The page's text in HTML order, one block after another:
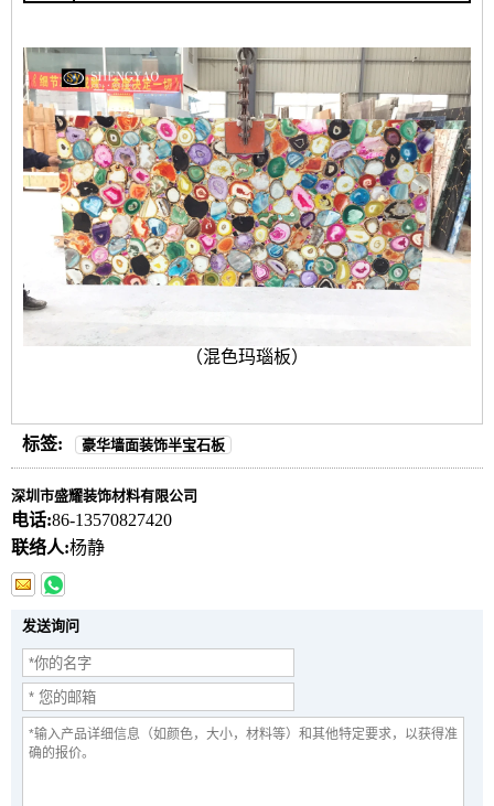
（混色玛瑙板）
标签: 豪华墙面装饰半宝石板
深圳市盛耀装饰材料有限公司
电话:86-13570827420
联络人:杨静
发送询问